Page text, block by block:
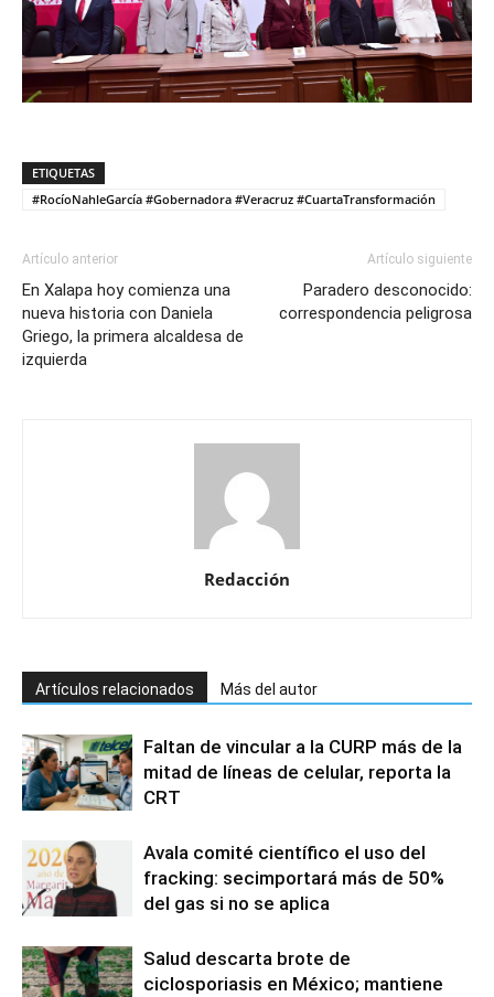
ETIQUETAS
#RocíoNahleGarcía #Gobernadora #Veracruz #CuartaTransformación
Artículo anterior
En Xalapa hoy comienza una
nueva historia con Daniela
Griego, la primera alcaldesa de
izquierda
Artículo siguiente
Paradero desconocido:
correspondencia peligrosa
Redacción
Artículos relacionados Más del autor
Faltan de vincular a la CURP más de la
mitad de líneas de celular, reporta la
CRT
Avala comité científico el uso del
fracking: secimportará más de 50%
del gas si no se aplica
Salud descarta brote de
ciclosporiasis en México; mantiene